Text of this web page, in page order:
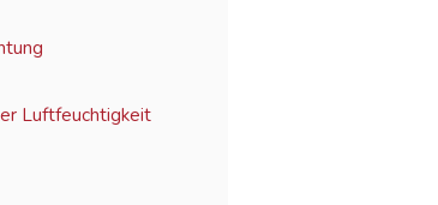
Luftfeuchtigkeit